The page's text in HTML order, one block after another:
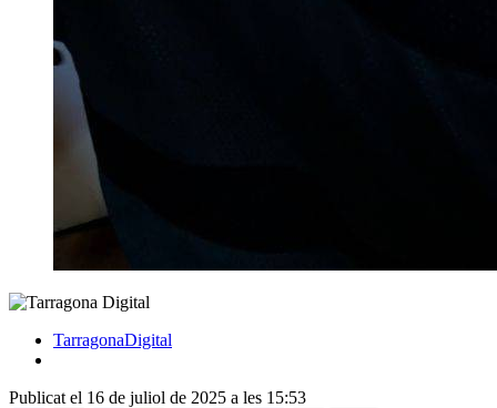
TarragonaDigital
Publicat el 16 de juliol de 2025 a les 15:53